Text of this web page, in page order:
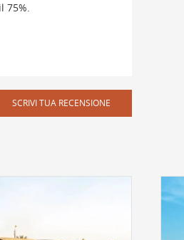
75%.
SCRIVI TUA RECENSIONE